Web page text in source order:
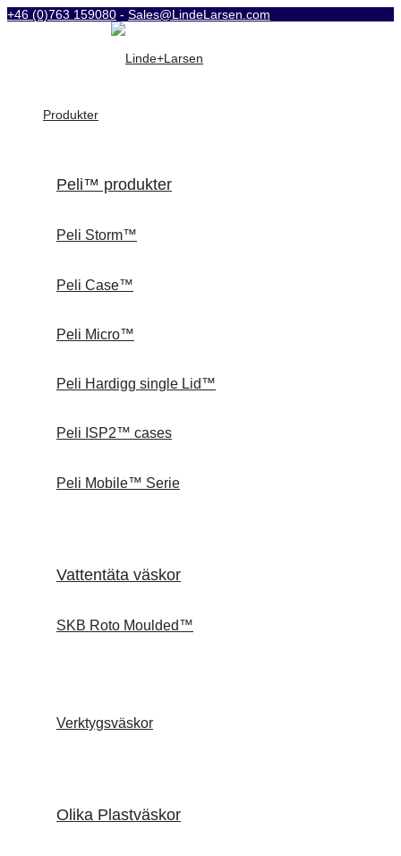
+46 (0)763 159080 - Sales@LindeLarsen.com
Produkter
Peli™ produkter
Peli Storm™
Peli Case™
Peli Micro™
Peli Hardigg single Lid™
Peli ISP2™ cases
Peli Mobile™ Serie
Vattentäta väskor
SKB Roto Moulded™
Verktygsväskor
Olika Plastväskor